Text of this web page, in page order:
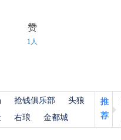
赞
1人
抢钱俱乐部
头狼
右琅 金都城
推
荐